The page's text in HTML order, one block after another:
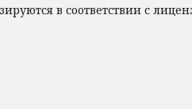
в соответствии с